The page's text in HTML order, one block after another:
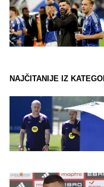
NAJČITANIJE IZ